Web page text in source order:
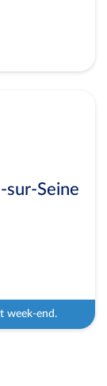
sur-Seine
week-end.